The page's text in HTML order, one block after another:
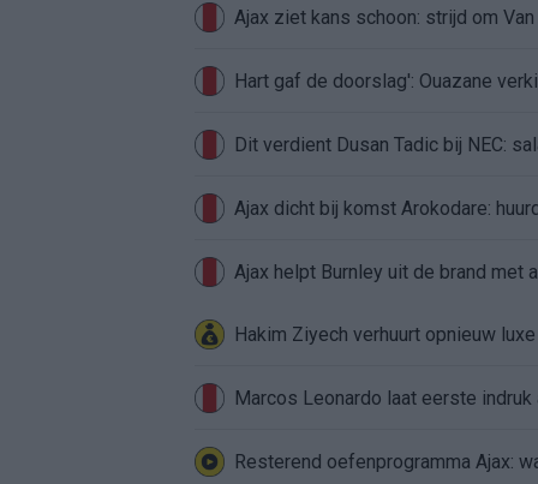
Ajax ziet kans schoon: strijd om
Hart gaf de doorslag': Ouazane
Dit verdient Dusan Tadic bij NEC:
Ajax dicht bij komst Arokodare:
Ajax helpt Burnley uit de brand met
Hakim Ziyech verhuurt opnieuw
Marcos Leonardo laat eerste
Resterend oefenprogramma Ajax: